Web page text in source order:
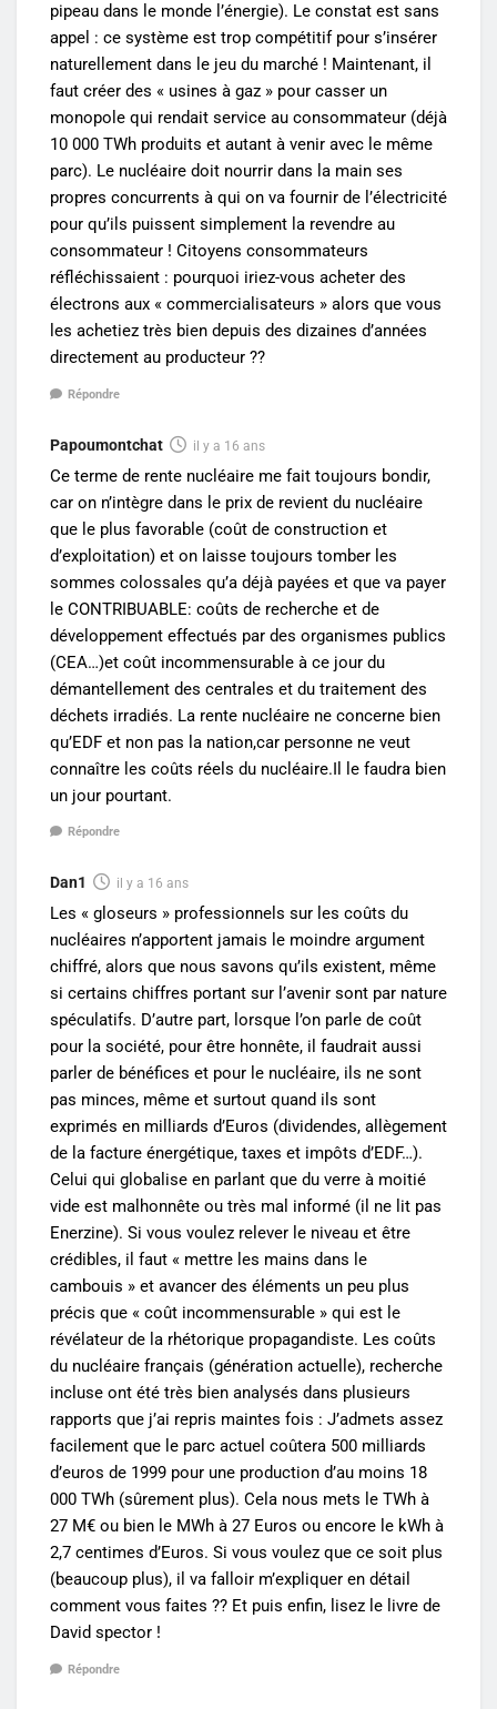
pipeau dans le monde l’énergie). Le constat est sans
appel : ce système est trop compétitif pour s’insérer
naturellement dans le jeu du marché ! Maintenant, il
faut créer des « usines à gaz » pour casser un
monopole qui rendait service au consommateur (déjà
10 000 TWh produits et autant à venir avec le même
parc). Le nucléaire doit nourrir dans la main ses
propres concurrents à qui on va fournir de l’électricité
pour qu’ils puissent simplement la revendre au
consommateur ! Citoyens consommateurs
réfléchissaient : pourquoi iriez-vous acheter des
électrons aux « commercialisateurs » alors que vous
les achetiez très bien depuis des dizaines d’années
directement au producteur ??
Répondre
Papoumontchat il y a 16 ans
Ce terme de rente nucléaire me fait toujours bondir,
car on n’intègre dans le prix de revient du nucléaire
que le plus favorable (coût de construction et
d’exploitation) et on laisse toujours tomber les
sommes colossales qu’a déjà payées et que va payer
le CONTRIBUABLE: coûts de recherche et de
développement effectués par des organismes publics
(CEA…)et coût incommensurable à ce jour du
démantellement des centrales et du traitement des
déchets irradiés. La rente nucléaire ne concerne bien
qu’EDF et non pas la nation,car personne ne veut
connaître les coûts réels du nucléaire.Il le faudra bien
un jour pourtant.
Répondre
Dan1 il y a 16 ans
Les « gloseurs » professionnels sur les coûts du
nucléaires n’apportent jamais le moindre argument
chiffré, alors que nous savons qu’ils existent, même
si certains chiffres portant sur l’avenir sont par nature
spéculatifs. D’autre part, lorsque l’on parle de coût
pour la société, pour être honnête, il faudrait aussi
parler de bénéfices et pour le nucléaire, ils ne sont
pas minces, même et surtout quand ils sont
exprimés en milliards d’Euros (dividendes, allègement
de la facture énergétique, taxes et impôts d’EDF…).
Celui qui globalise en parlant que du verre à moitié
vide est malhonnête ou très mal informé (il ne lit pas
Enerzine). Si vous voulez relever le niveau et être
crédibles, il faut « mettre les mains dans le
cambouis » et avancer des éléments un peu plus
précis que « coût incommensurable » qui est le
révélateur de la rhétorique propagandiste. Les coûts
du nucléaire français (génération actuelle), recherche
incluse ont été très bien analysés dans plusieurs
rapports que j’ai repris maintes fois : J’admets assez
facilement que le parc actuel coûtera 500 milliards
d’euros de 1999 pour une production d’au moins 18
000 TWh (sûrement plus). Cela nous mets le TWh à
27 M€ ou bien le MWh à 27 Euros ou encore le kWh à
2,7 centimes d’Euros. Si vous voulez que ce soit plus
(beaucoup plus), il va falloir m’expliquer en détail
comment vous faites ?? Et puis enfin, lisez le livre de
David spector !
Répondre